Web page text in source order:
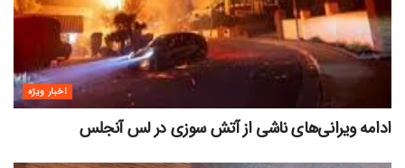
اخبار ویژه
ادامه ویرانی‌های ناشی از آتش سوزی در لس آنجلس